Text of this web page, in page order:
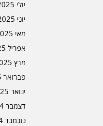
יולי 2025
יוני 2025
מאי 2025
אפריל 2025
מרץ 2025
פברואר 2025
ינואר 2025
דצמבר 2024
נובמבר 2024